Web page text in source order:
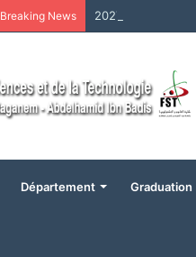
Breaking News
Département Graduation